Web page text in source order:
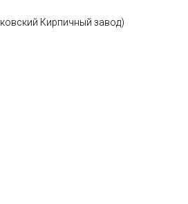
Кирпичный завод)